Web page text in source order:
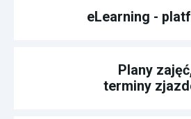
eLearning -
Plany
terminy